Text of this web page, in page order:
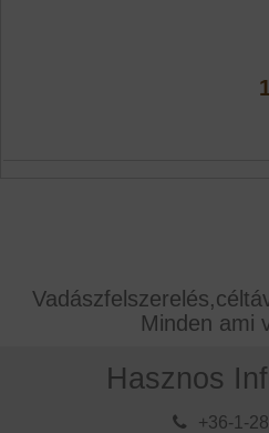
Minden ami
Hasznos
+36-1-